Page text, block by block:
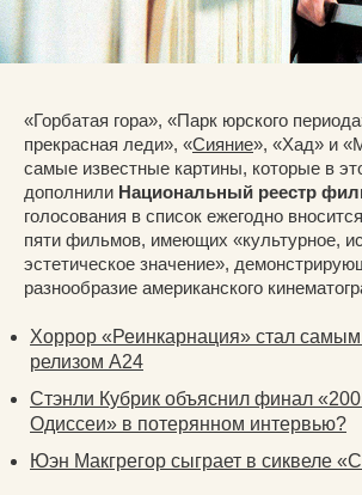
«Горбатая гора», «Парк юрского
прекрасная леди», «Сияние», «Хад» и
самые известные картины, которые в
дополнили Национальный реестр
голосования в список ежегодно
пяти фильмов, имеющих «культурное,
эстетическое значение»,
разнообразие американского
Хоррор «Реинкарнация» стал
релизом A24
Стэнли Кубрик объяснил финал
Одиссеи» в потерянном интервью?
Юэн Макгрегор сыграет в сиквеле